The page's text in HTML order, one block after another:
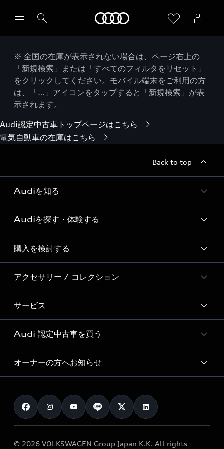
※ 全国の在庫が表示されない場合は、ページ右上の
「新規検索」または「すべてのフィルタをリセット」
をクリックしてください。モバイル端末をご利用の方
は、「…」アイコンをタップすると「新規検索」が表
示されます。
Audi認定中古車トップページはこちら
電気自動車の在庫はこちら
Back to top
Audiを知る
Audi ブランド
Story of Progress
Audi Sport
Formula 1®
デジタルサービス
Audiを探す・体験する
ディーラー検索
新車在庫検索
試乗車・展示車検索
見積り依頼
試乗予約
購入を検討する
モデル一覧
特別仕様モデル / 限定モデル
e-tronラインアップ
価格シミュレーション
車両比較
カタログ一覧
アクセサリー / コレクション
純正アクセサリー
オンラインショップ
Audi collection
アウディナビアプリ
サービス
サービス入庫予約
サービスプログラム
メンテナンス
車検 / 定期点検
e-tronアフターサポート
Audi 認定中古車を買う
Audi認定中古車
クオリティ
保証
メンテナンス
オーナーの方へお知らせ
お知らせ
オーナー様向けキャンペーン
© 2026 VOLKSWAGEN Group Japan K.K. All rights